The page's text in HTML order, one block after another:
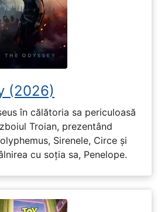
(2026)
în călătoria sa periculoasă
Troian, prezentând
Sirenele, Circe și
cu soția sa, Penelope.